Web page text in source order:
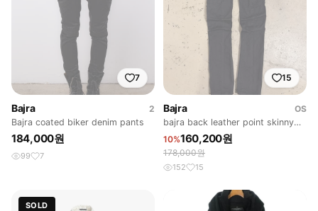
7
Bajra
2
Bajra coated biker denim pants
184,000원
99 7
15
Bajra
OS
bajra back leather point skinny
pants
10%160,200원
178,000원
152 15
SOLD